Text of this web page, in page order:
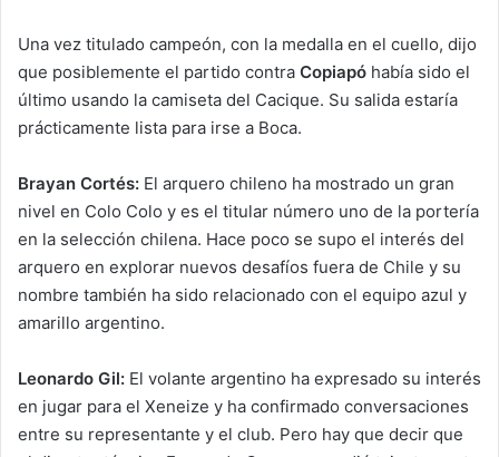
Una vez titulado campeón, con la medalla en el cuello, dijo
que posiblemente el partido contra Copiapó había sido el
último usando la camiseta del Cacique. Su salida estaría
prácticamente lista para irse a Boca.
Brayan Cortés: El arquero chileno ha mostrado un gran
nivel en Colo Colo y es el titular número uno de la portería
en la selección chilena. Hace poco se supo el interés del
arquero en explorar nuevos desafíos fuera de Chile y su
nombre también ha sido relacionado con el equipo azul y
amarillo argentino.
Leonardo Gil: El volante argentino ha expresado su interés
en jugar para el Xeneize y ha confirmado conversaciones
entre su representante y el club. Pero hay que decir que